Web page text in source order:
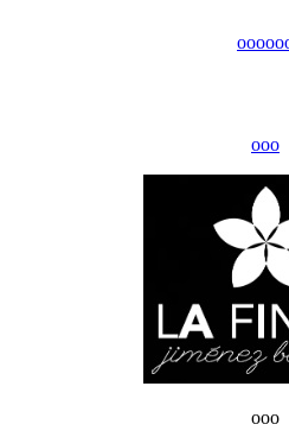
ooo
ooo
ooo